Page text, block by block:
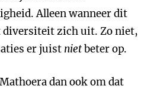
Alleen wanneer dit
diversiteit zich uit. Zo niet,
er juist nietbeter op.
dan ook om dat